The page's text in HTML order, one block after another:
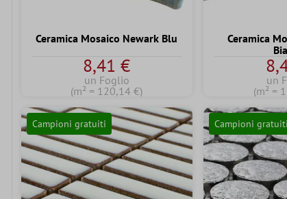
Ceramica Mosaico Newark Blu
8,41 €
un Foglio
(m² = 120,14 €)
Ceramica
un
(m² =
Campioni gratuiti Campioni gratuiti